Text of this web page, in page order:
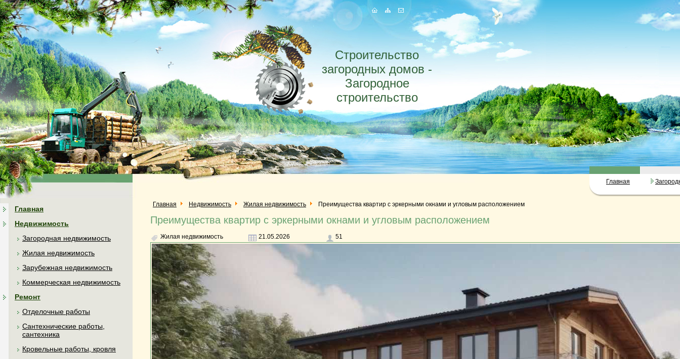
Строительство
загородных домов -
Загородное
строительство
Главная
Главная
Недвижимость
Загородная недвижимость
Жилая недвижимость
Зарубежная недвижимость
Коммерческая недвижимость
Ремонт
Отделочные работы
Сантехнические работы,
сантехника
Кровельные работы, кровля
Главная Недвижимость Жилая недвижимость Преимущества квартир с эркерными окнами и угловым расположением
Преимущества квартир с эркерными окнами и угловым расположением
Жилая недвижимость 21.05.2026 51